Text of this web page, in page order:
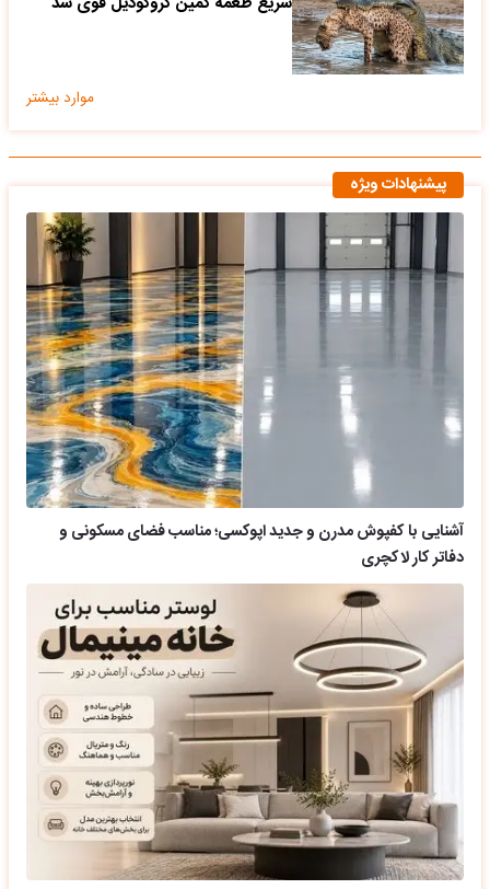
موارد بیشتر
پیشنهادات ویژه
آشنایی با کفپوش مدرن و جدید اپوکسی؛ مناسب فضای مسکونی و
دفاتر کار لاکچری